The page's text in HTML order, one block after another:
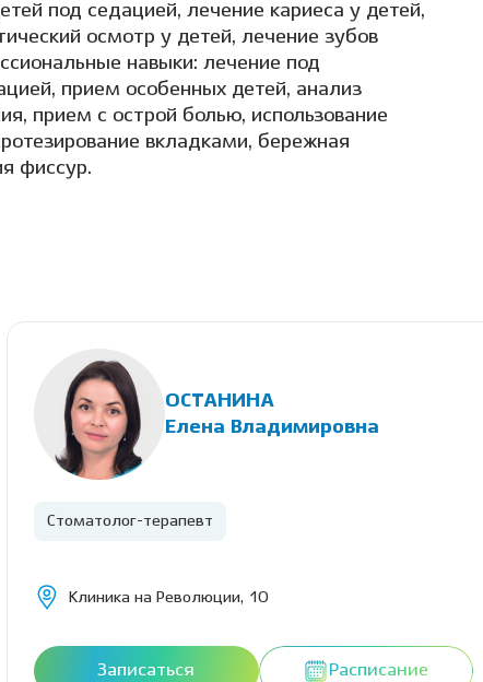
под седацией, лечение кариеса у детей,
осмотр у детей, лечение зубов
навыки: лечение под
прием особенных детей, анализ
прием с острой болью, использование
вкладками, бережная
фиссур.
ОСТАНИНА
Елена Владимировна
Стоматолог-терапевт
Клиника на Революции, 10
Записаться Расписание